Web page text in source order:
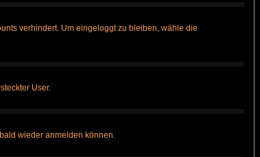
verhindert. Um eingeloggt zu bleiben, wähle die
User.
wieder anmelden können.